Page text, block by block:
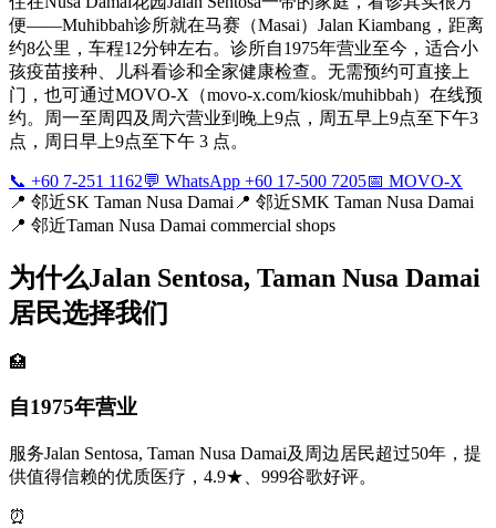
便——Muhibbah诊所就在马赛（Masai）Jalan Kiambang，距离
约8公里，车程12分钟左右。诊所自1975年营业至今，适合小
孩疫苗接种、儿科看诊和全家健康检查。无需预约可直接上
门，也可通过MOVO-X（movo-x.com/kiosk/muhibbah）在线预
约。周一至周四及周六营业到晚上9点，周五早上9点至下午3
点，周日早上9点至下午 3 点。
📞 +60 7-251 1162💬 WhatsApp +60 17-500 7205📅 MOVO-X
📍 邻近SK Taman Nusa Damai 📍 邻近SMK Taman Nusa Damai
📍 邻近Taman Nusa Damai commercial shops
为什么Jalan Sentosa, Taman Nusa Damai
居民选择我们
🏥
自1975年营业
服务Jalan Sentosa, Taman Nusa Damai及周边居民超过50年，提
供值得信赖的优质医疗，4.9★、999谷歌好评。
⏰